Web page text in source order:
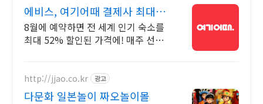
에비스, 여기어때 결제사 최대 2
만원 추가할인
8월에 예약하면 전 세계 인기 숙소를
최대 52% 할인된 가격에! 매주 선착
http://jjao.co.kr 광고
다문화 일본놀이 짜오놀이몰